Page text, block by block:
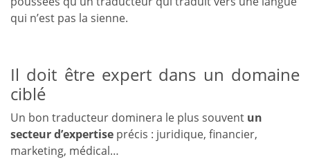
qui n’est pas la sienne.
Il doit être expert dans un domaine
ciblé
Un bon traducteur dominera le plus souvent un
secteur d’expertise précis : juridique, financier,
marketing, médical…